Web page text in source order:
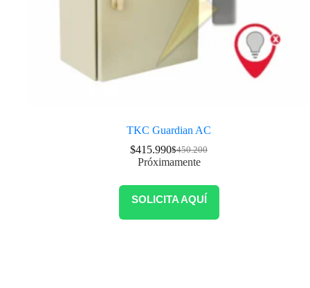
TKC Guardian AC
$450.200
$415.990
Próximamente
SOLICITA AQUÍ